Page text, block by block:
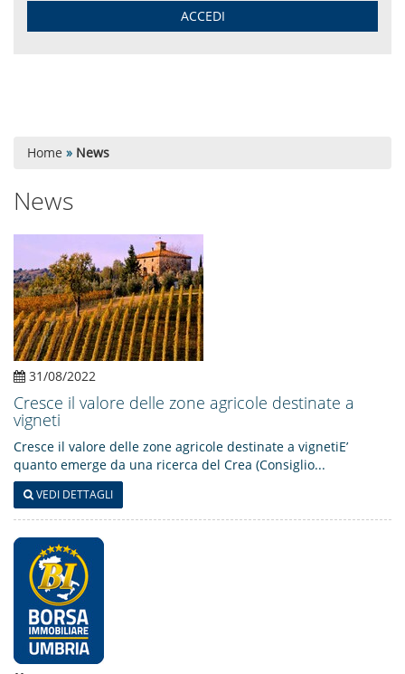
Home » News
News
31/08/2022
Cresce il valore delle zone agricole destinate a
vigneti
Cresce il valore delle zone agricole destinate a vignetiE’
quanto emerge da una ricerca del Crea (Consiglio...
VEDI DETTAGLI